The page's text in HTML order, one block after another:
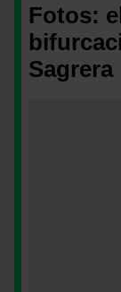
Fotos:
Sagrera